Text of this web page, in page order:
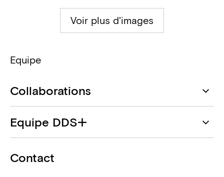
Voir plus d'images
Equipe
Collaborations
Architecte
Maître d'ouvrage
Equipe DDS+
Contact